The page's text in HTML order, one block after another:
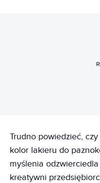
Trudno powiedzieć,
kolor lakieru do
myślenia
kreatywni